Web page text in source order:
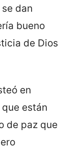
dan
bueno
de Dios
en
están
de paz que